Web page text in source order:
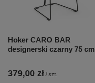
Hoker CARO BAR
designerski czarny 75 cm
379,00 zł / szt.